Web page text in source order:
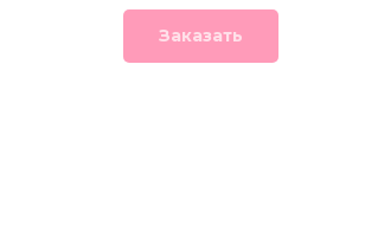
Заказать